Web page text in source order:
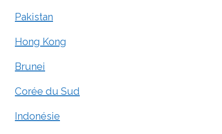
Pakistan
Hong Kong
Brunei
Corée du Sud
Indonésie